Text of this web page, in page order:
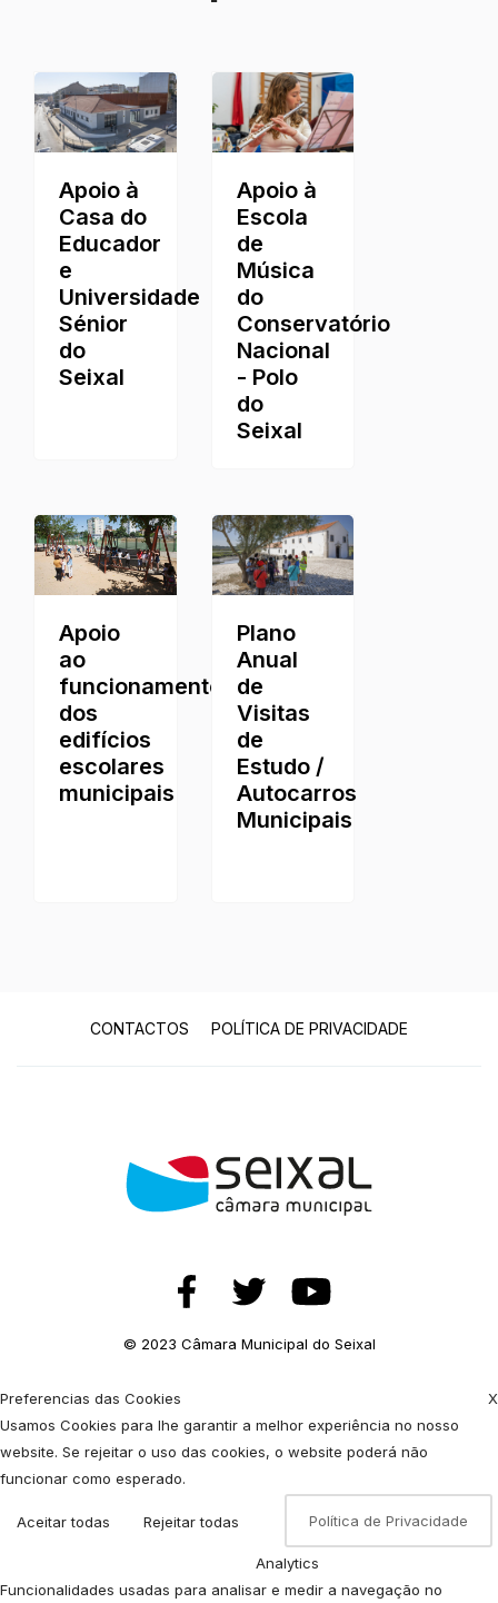
Apoio à
Casa do
Educador
e
Universidade
Sénior
do
Seixal
Apoio à
Escola
de
Música
do
Conservatório
Nacional
- Polo
do
Seixal
Apoio
ao
funcionamento
dos
edifícios
escolares
municipais
Plano
Anual
de
Visitas
de
Estudo /
Autocarros
Municipais
CONTACTOS POLÍTICA DE PRIVACIDADE
© 2023 Câmara Municipal do Seixal
X
Preferencias das Cookies
Usamos Cookies para lhe garantir a melhor experiência no nosso
website. Se rejeitar o uso das cookies, o website poderá não
funcionar como esperado.
Aceitar todas Rejeitar todas Política de Privacidade
Analytics
Funcionalidades usadas para analisar e medir a navegação no